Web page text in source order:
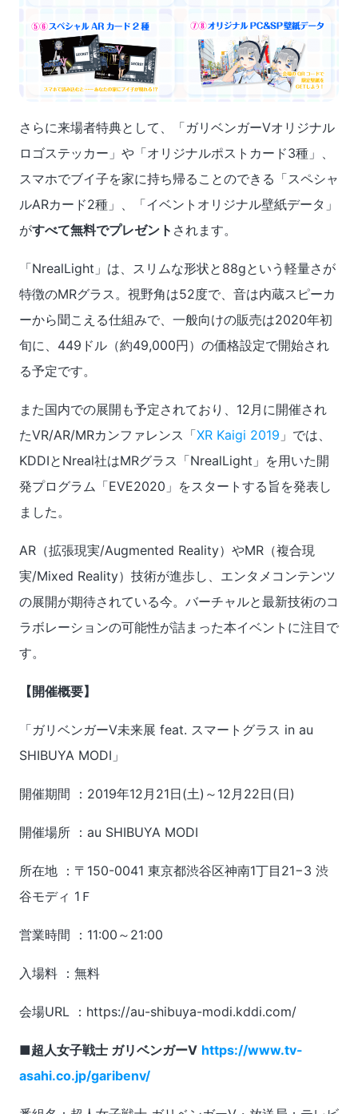
さらに来場者特典として、「ガリベンガーVオリジナル
ロゴステッカー」や「オリジナルポストカード3種」、
スマホでブイ子を家に持ち帰ることのできる「スペシャ
ルARカード2種」、「イベントオリジナル壁紙データ」
がすべて無料でプレゼント されます。
「NrealLight」は、スリムな形状と88gという軽量さが
特徴のMRグラス。視野角は52度で、音は内蔵スピーカ
ーから聞こえる仕組みで、一般向けの販売は2020年初
旬に、449ドル（約49,000円）の価格設定で開始され
る予定です。
また国内での展開も予定されており、12月に開催され
たVR/AR/MRカンファレンス「XR Kaigi 2019 」では、
KDDIとNreal社はMRグラス「NrealLight」を用いた開
発プログラム「EVE2020」をスタートする旨を発表し
ました。
AR（拡張現実/Augmented Reality）やMR（複合現
実/Mixed Reality）技術が進歩し、エンタメコンテンツ
の展開が期待されている今。バーチャルと最新技術のコ
ラボレーションの可能性が詰まった本イベントに注目で
す。
【開催概要】
「ガリベンガーV未来展 feat. スマートグラス in au
SHIBUYA MODI」
開催期間 ：2019年12月21日(土)～12月22日(日)
開催場所 ：au SHIBUYA MODI
所在地 ：〒150-0041 東京都渋谷区神南1丁目21−3 渋
谷モディ 1Ｆ
営業時間 ：11:00～21:00
入場料 ：無料
会場URL ：https://au-shibuya-modi.kddi.com/
■超人女子戦士 ガリベンガーV https://www.tv-
asahi.co.jp/garibenv/